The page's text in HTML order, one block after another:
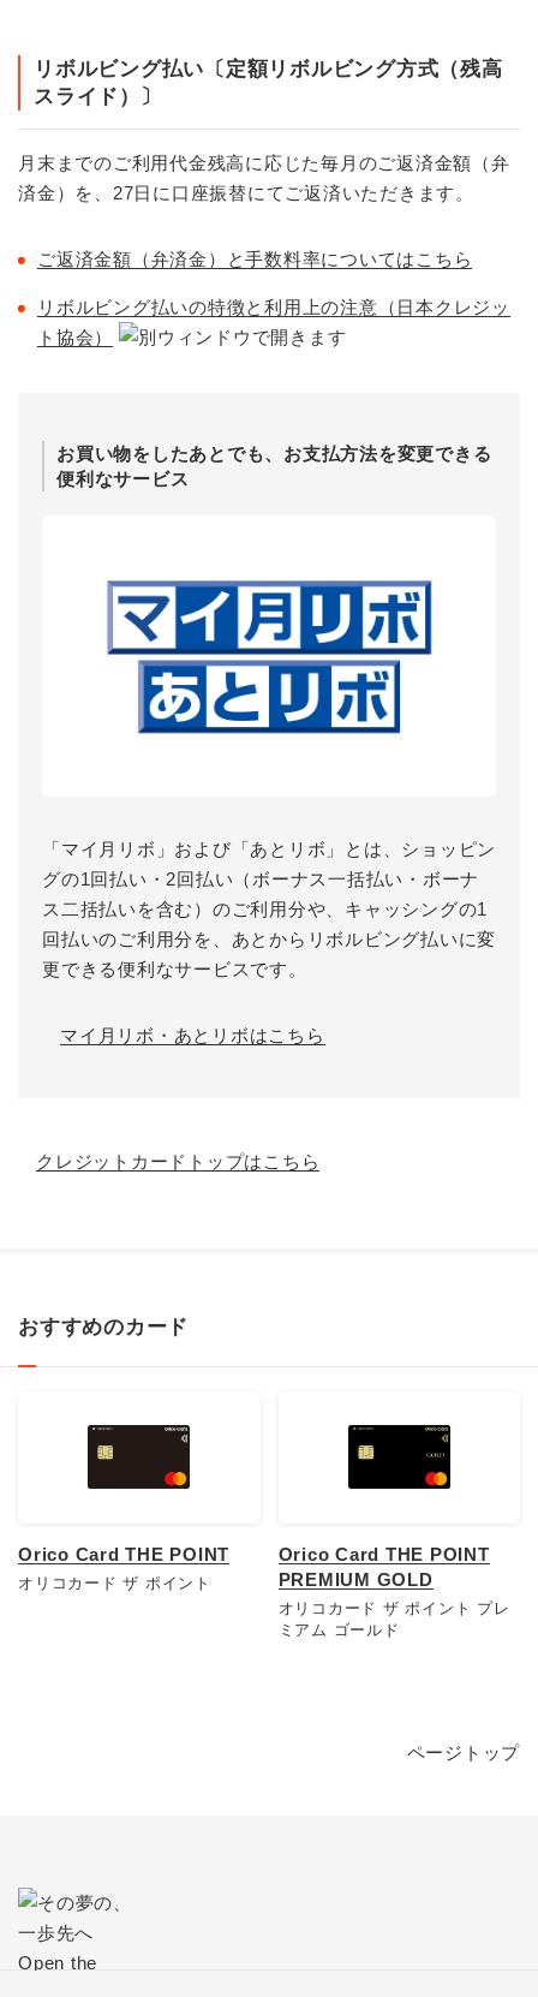
リボルビング払い〔定額リボルビング方式（残高
スライド）〕
月末までのご利用代金残高に応じた毎月のご返済金額（弁
済金）を、27日に口座振替にてご返済いただきます。
ご返済金額（弁済金）と手数料率についてはこちら
リボルビング払いの特徴と利用上の注意（日本クレジッ
ト協会）
お買い物をしたあとでも、お支払方法を変更できる
便利なサービス
「マイ月リボ」および「あとリボ」とは、ショッピン
グの1回払い・2回払い（ボーナス一括払い・ボーナ
ス二括払いを含む）のご利用分や、キャッシングの1
回払いのご利用分を、あとからリボルビング払いに変
更できる便利なサービスです。
マイ月リボ・あとリボはこちら
クレジットカードトップはこちら
おすすめのカード
Orico Card THE POINT
オリコカード ザ ポイント
Orico Card THE POINT
PREMIUM GOLD
オリコカード ザ ポイント プレ
ミアム ゴールド
ページトップ